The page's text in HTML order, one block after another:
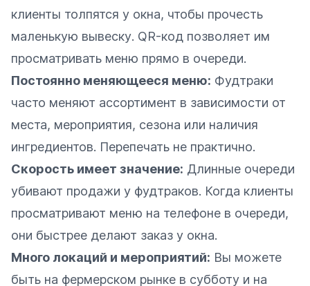
клиенты толпятся у окна, чтобы прочесть
маленькую вывеску. QR-код позволяет им
просматривать меню прямо в очереди.
Постоянно меняющееся меню: Фудтраки
часто меняют ассортимент в зависимости от
места, мероприятия, сезона или наличия
ингредиентов. Перепечать не практично.
Скорость имеет значение: Длинные очереди
убивают продажи у фудтраков. Когда клиенты
просматривают меню на телефоне в очереди,
они быстрее делают заказ у окна.
Много локаций и мероприятий: Вы можете
быть на фермерском рынке в субботу и на